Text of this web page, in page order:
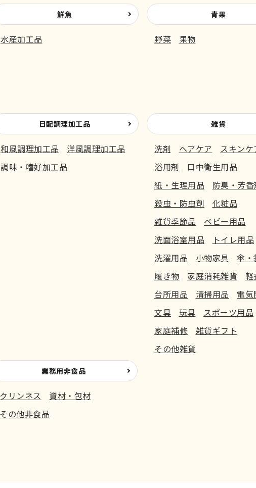
鮮魚
水産加工品
青果
野菜 果物
日配調理加工品
和風調理加工品
洋風調理加工品
調味・嗜好加工品
雑貨
洗剤 ヘアケア
スキンケ
浴用剤
口中衛生用品
紙・生理用品
防臭・芳
殺虫・防虫剤
化粧品
雑貨季節品
ベビー用品
洗面浴室用品
トイレ用品
洗濯用品
小物家具
傘・
履き物
家庭消耗雑貨
台所用品
清掃用品
電
文具
玩具
スポーツ用品
家庭補修
雑貨ギフト
その他雑貨
業務用非食品
クリンネス
資材・包材
その他非食品